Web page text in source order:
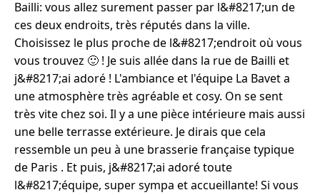
Bailli: vous allez surement passer par l&#8217;un de
ces deux endroits, très réputés dans la ville.
Choisissez le plus proche de l&#8217;endroit où vous
vous trouvez 🙂 ! Je suis allée dans la rue de Bailli et
j&#8217;ai adoré ! L'ambiance et l'équipe La Bavet a
une atmosphère très agréable et cosy. On se sent
très vite chez soi. Il y a une pièce intérieure mais aussi
une belle terrasse extérieure. Je dirais que cela
ressemble un peu à une brasserie française typique
de Paris . Et puis, j&#8217;ai adoré toute
l&#8217;équipe, super sympa et accueillante! Si vous